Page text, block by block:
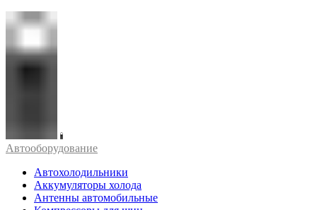
Автооборудование
Автохолодильники
Аккумуляторы холода
Антенны автомобильные